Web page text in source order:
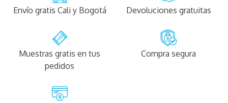
Envío gratis Cali y Bogotá Devoluciones gratuitas
Muestras gratis en tus
pedidos
Compra segura